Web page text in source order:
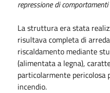
repressione di
La struttura era stata
risultava completa di
riscaldamento mediante
(alimentata a legna),
particolarmente pericolosa
incendio.